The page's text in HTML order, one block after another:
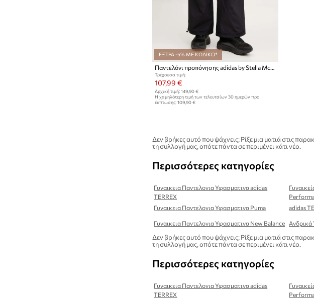
ΕΞΤΡΑ -5% ΜΕ ΚΩΔΙΚΟ*
Παντελόνι προπόνησης adidas by Stella McCartney
Τρέχουσα τιμή:
107,99 €
Αρχική τιμή: 149,90 €
Η χαμηλότερη τιμή των τελευταίων 30 ημερών προ
έκπτωσης: 109,90 €
Δεν βρήκες αυτό που ψάχνεις; Ρίξε μια ματιά στις
τη συλλογή μας, οπότε πάντα σε περιμένει κάτι νέο.
Περισσότερες κατηγορίες
Γυναικεια Παντελονια Υφασματινα adidas
TERREX
Γυναικεια Παντελονια Υφασματινα Puma
adidas
Γυναικεια Παντελονια Υφασματινα New Balance Ανδρικά
Δεν βρήκες αυτό που ψάχνεις; Ρίξε μια ματιά στις
τη συλλογή μας, οπότε πάντα σε περιμένει κάτι νέο.
Περισσότερες κατηγορίες
Γυναικεια Παντελονια Υφασματινα adidas
TERREX